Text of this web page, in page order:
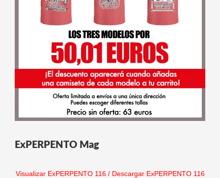
ExPERPENTO Mag
Visualizar ExPERPENTO 116/ Descargar ExPERPENTO 116